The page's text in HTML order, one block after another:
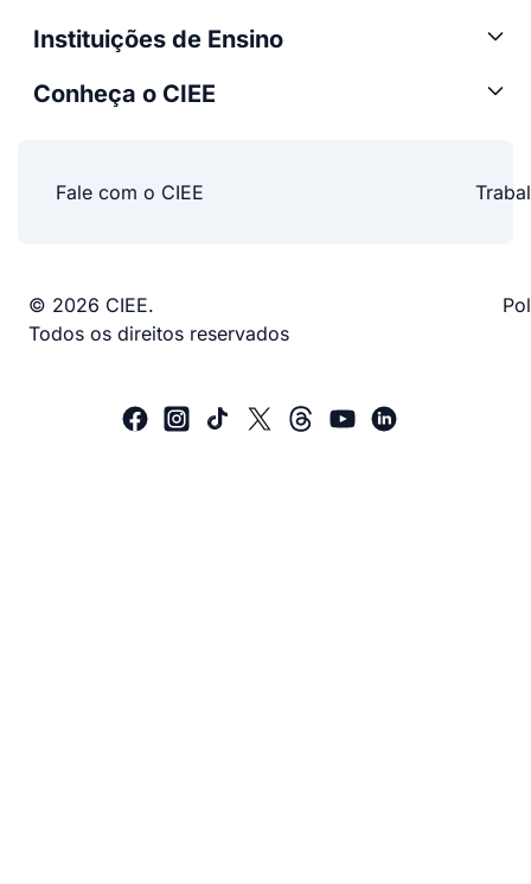
Instituições de Ensino
Conheça o CIEE
Fale com o CIEE
© 2026 CIEE.
Todos os direitos reservados